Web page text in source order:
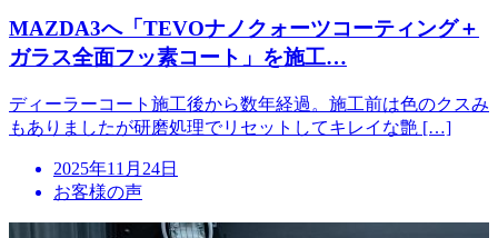
MAZDA3へ「TEVOナノクォーツコーティング＋
ガラス全面フッ素コート」を施工…
ディーラーコート施工後から数年経過。施工前は色のクスみ
もありましたが研磨処理でリセットしてキレイな艶 […]
投
稿
2025年11月24日
お客様の声